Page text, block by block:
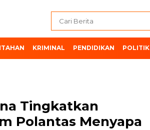
KRIMINAL PENDIDIKAN POLITIK
Tingkatkan
Polantas Menyapa